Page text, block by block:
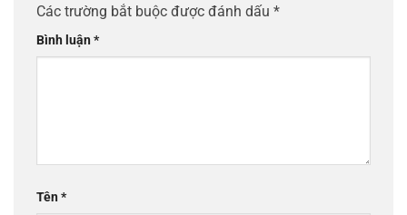
Các trường bắt buộc được đánh dấu *
Bình luận*
Tên*